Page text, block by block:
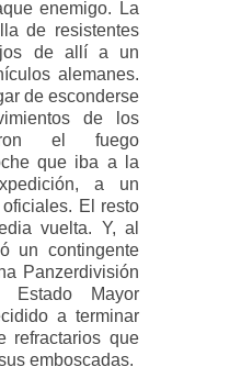
enemigo. La
de resistentes
de allí a un
alemanes.
de esconderse
de los
el fuego
que iba a la
a un
El resto
vuelta. Y, al
un contingente
Panzerdivisión
Estado Mayor
a terminar
refractarios que
emboscadas.